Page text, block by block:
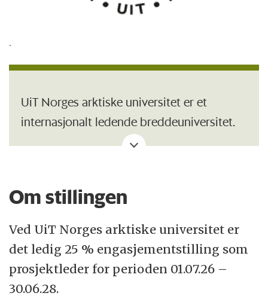
.
UiT Norges arktiske universitet er et
internasjonalt ledende breddeuniversitet.
Vår visjon er å være en drivkraft i nord. Det
UiT. Sammen med studenter, ansatte og
samfunnet for øvrig skal vi utnytte vår
beliggenhet i Nord-Norge og Sápmi, vår
faglige bredde og tverrfaglige fortrinn til å
forme framtiden.
Om stillingen
Ved UiT Norges arktiske universitet er
det ledig 25 % engasjementstilling som
prosjektleder for perioden 01.07.26 –
30.06.28.